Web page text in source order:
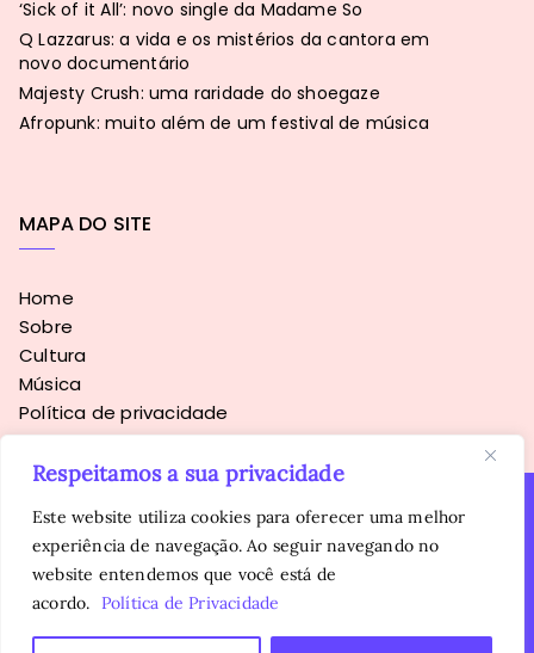
Respeitamos a sua privacidade
Este website utiliza cookies para oferecer uma melhor
experiência de navegação. Ao seguir navegando no
website entendemos que você está de
acordo. Política de Privacidade
‘Sick of it All’: novo single da Madame So
Q Lazzarus: a vida e os mistérios da cantora em
novo documentário
Majesty Crush: uma raridade do shoegaze
Afropunk: muito além de um festival de música
MAPA DO SITE
Home
Sobre
Cultura
Música
Política de privacidade
Copyright © 2016 - 2026Sopa Alternativa. Todos os direitos
reservados.
É proibida a reprodução, total ou parcial, do conteúdo sem
autorização prévia da autora.